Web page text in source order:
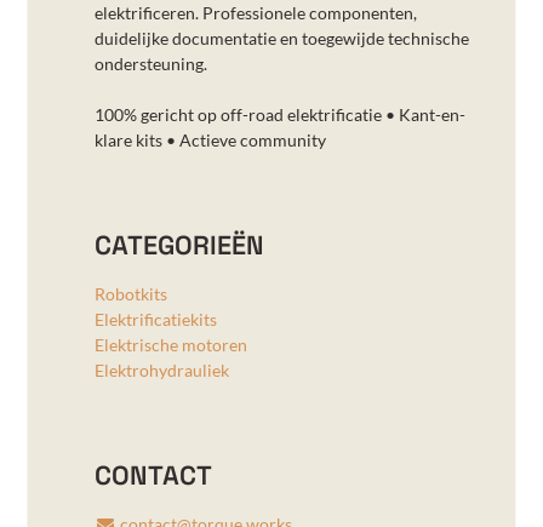
elektrificeren. Professionele componenten,
duidelijke documentatie en toegewijde technische
ondersteuning.
100% gericht op off-road elektrificatie • Kant-en-
klare kits • Actieve community
CATEGORIEËN
Robotkits
Elektrificatiekits
Elektrische motoren
Elektrohydrauliek
CONTACT